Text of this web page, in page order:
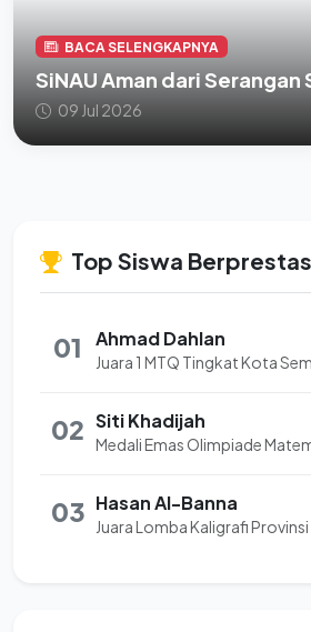
BACA SELENGKAPNYA
SiNAU Aman dari Serangan
09 Jul 2026
Top Siswa
01 Ahmad Dahlan
Juara 1 MTQ Tingkat Kota
02 Siti Khadijah
Medali Emas Olimpiade
03 Hasan Al-Banna
Juara Lomba Kaligrafi Provinsi